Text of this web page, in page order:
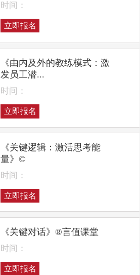
时间：
立即报名
《由内及外的教练模式：激
发员工潜...
时间：
立即报名
《关键逻辑：激活思考能
量》©
时间：
立即报名
《关键对话》®言值课堂
时间：
立即报名